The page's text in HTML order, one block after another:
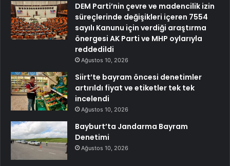
DEM Parti’nin çevre ve madencilik izin
süreçlerinde değişikleri içeren 7554
sayılı Kanunu için verdiği araştırma
önergesi AK Parti ve MHP oylarıyla
reddedildi
Ağustos 10, 2026
Siirt’te bayram öncesi denetimler
artırıldı fiyat ve etiketler tek tek
incelendi
Ağustos 10, 2026
Bayburt’ta Jandarma Bayram
Denetimi
Ağustos 10, 2026